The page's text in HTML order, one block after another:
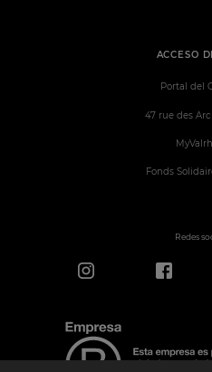
ACCESO
Portal del
47 rue des
Fonds
Redes